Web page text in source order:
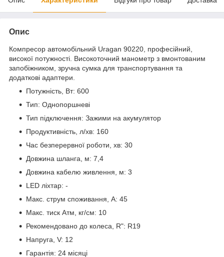
Опис
Компресор автомобільний Uragan 90220, професійний,
високої потужності. Високоточний манометр з вмонтованим
запобіжником, зручна сумка для транспортування та
додаткові адаптери.
Потужність, Вт: 600
Тип: Однопоршневі
Тип підключення: Зажими на акумулятор
Продуктивність, л/хв: 160
Час безперервної роботи, хв: 30
Довжина шланга, м: 7,4
Довжина кабелю живлення, м: 3
LED ліхтар: -
Макс. струм споживання, А: 45
Макс. тиск Атм, кг/см: 10
Рекомендовано до колеса, R": R19
Напруга, V: 12
Гарантія: 24 місяці